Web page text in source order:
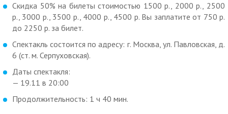
Скидка 50% на билеты стоимостью 1500 р., 2000 р., 2500
р., 3000 р., 3500 р., 4000 р., 4500 р. Вы заплатите от 750 р.
до 2250 р. за билет.
Спектакль состоится по адресу: г. Москва, ул. Павловская, д.
6 (ст. м. Серпуховская).
Даты спектакля:
— 19.11 в 20:00
Продолжительность: 1 ч 40 мин.